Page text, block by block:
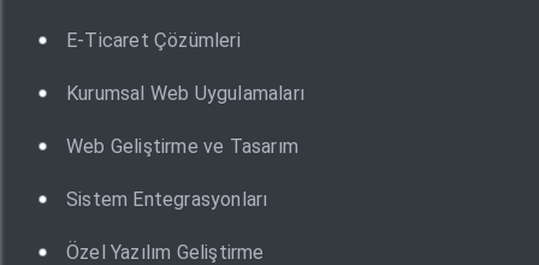
E-Ticaret Çözümleri
Kurumsal Web Uygulamaları
Web Geliştirme ve Tasarım
Sistem Entegrasyonları
Özel Yazılım Geliştirme